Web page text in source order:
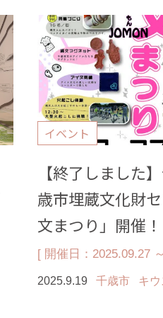
イベント
【終了しました
歳市埋蔵文化財
文まつり」開催！
[ 開催日：2025.09.27
2025.9.19 千歳市 キ